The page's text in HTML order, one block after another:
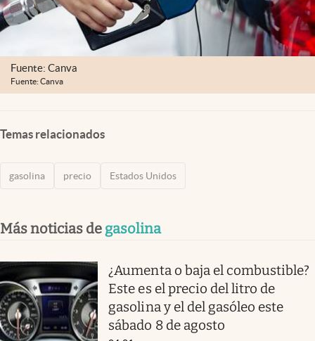
Fuente: Canva
Fuente: Canva
Temas relacionados
gasolina precio Estados Unidos
Más noticias de gasolina
¿Aumenta o baja el combustible?
Este es el precio del litro de
gasolina y el del gasóleo este
sábado 8 de agosto